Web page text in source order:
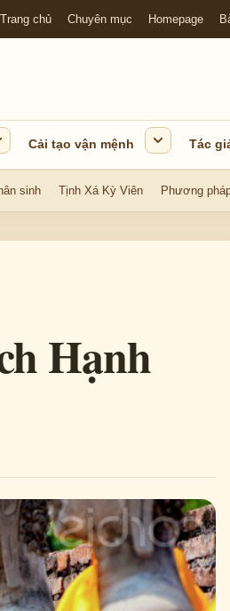
Trang chủ Chuyên mục Homepage
Cải tạo vận mệnh Tác
sinh Tịnh Xá Kỳ Viên Phương
Hạnh